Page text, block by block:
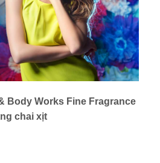
Body Works Fine Fragrance
chai xịt